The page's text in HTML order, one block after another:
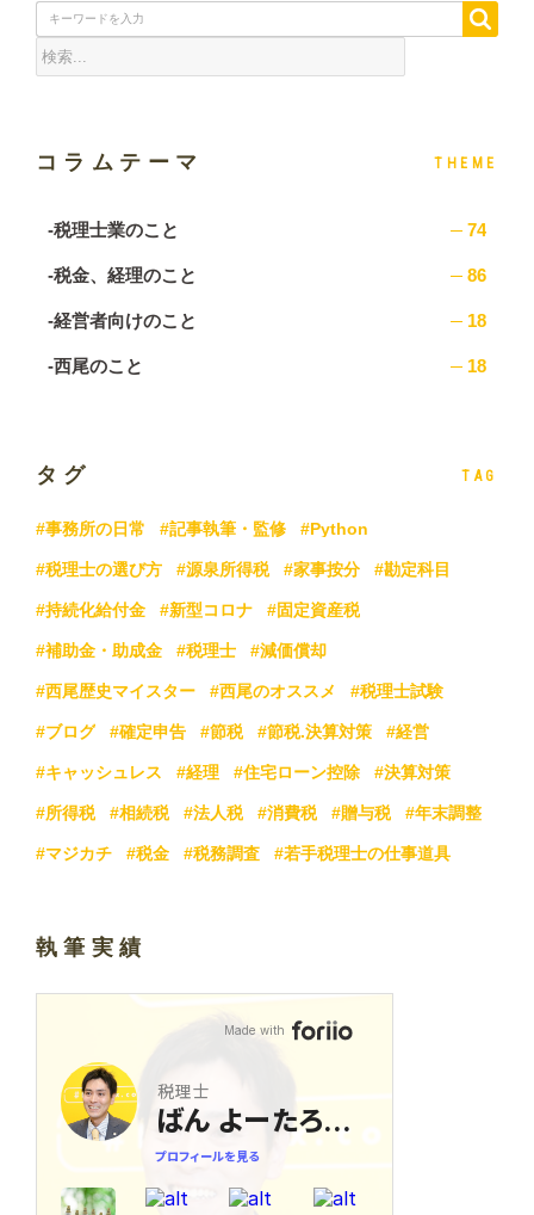
コラムテーマ THEME
-税理士業のこと 74
-税金、経理のこと 86
-経営者向けのこと 18
-西尾のこと 18
タグ TAG
#事務所の日常 #記事執筆・監修 #Python
#税理士の選び方 #源泉所得税 #家事按分 #勘定科目
#持続化給付金 #新型コロナ #固定資産税
#補助金・助成金 #税理士 #減価償却
#西尾歴史マイスター #西尾のオススメ #税理士試験
#ブログ #確定申告 #節税 #節税.決算対策 #経営
#キャッシュレス #経理 #住宅ローン控除 #決算対策
#所得税 #相続税 #法人税 #消費税 #贈与税 #年末調整
#マジカチ #税金 #税務調査 #若手税理士の仕事道具
執筆実績